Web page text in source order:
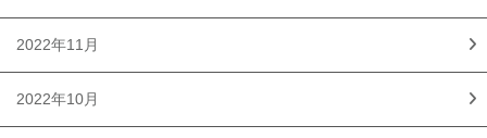
2022年11月
2022年10月